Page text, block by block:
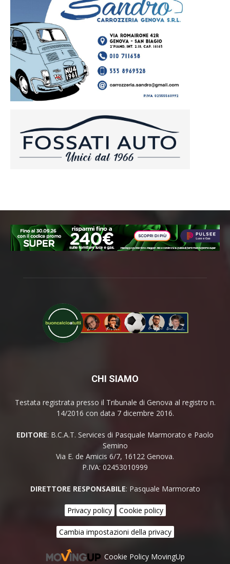
CHI SIAMO
Testata registrata presso il Tribunale di Genova al registro n.
14/2016 con data 7 dicembre 2016.
EDITORE: B.C.A.T. Services di Pasquale Marmorato e Paolo
Semino
Via E. de Amicis 6/7, 16122 Genova.
P.IVA: 02453010999
DIRETTORE RESPONSABILE: Pasquale Marmorato
Privacy policy Cookie policy
Cambia impostazioni della privacy
Cookie Policy MovingUp